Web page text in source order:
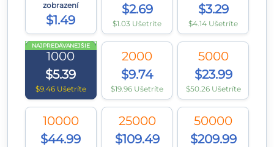
zobrazení
$1.49
$2.69
$1.03 Ušetríte
$3.29
$4.14 Ušetríte
NAJPREDÁVANEJŠIE
1000
$5.39
$9.46 Ušetríte
2000
$9.74
$19.96 Ušetríte
5000
$23.99
$50.26 Ušetríte
10000
$44.99
25000
$109.49
50000
$209.99